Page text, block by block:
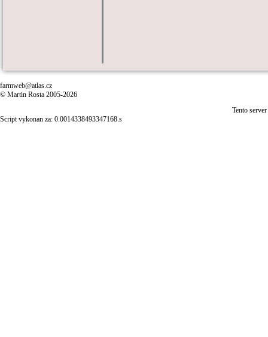
farmweb@atlas.cz
© Martin Rosta 2005-2026
Tento
Script vykonan za: 0.0014338493347168.s